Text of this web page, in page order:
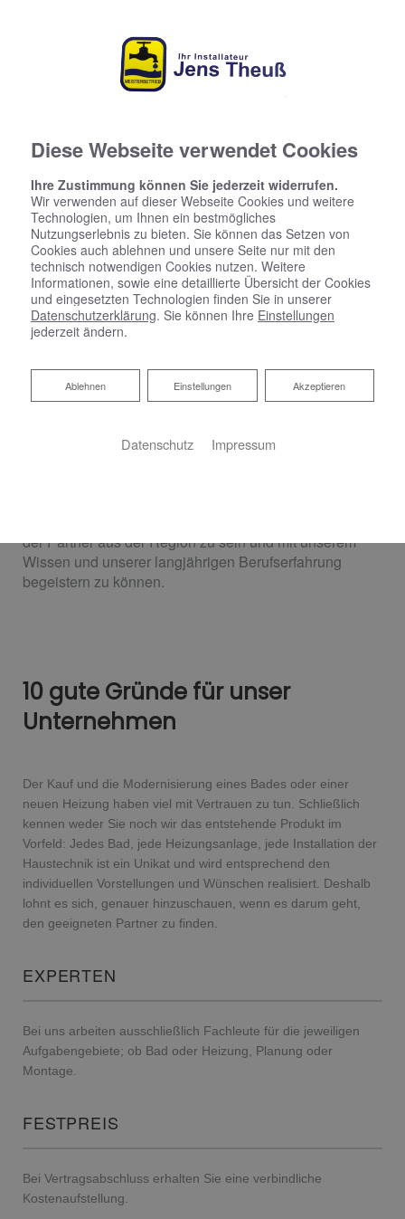
Das Handwerk liegt uns im
Blut
Meisterbetrieb der bereits seit 1997 besteht und regional
der Partner aus der Region zu sein und mit unserem
Wissen und unserer langjährigen Berufserfahrung
begeistern zu können.
10 gute Gründe für unser
Unternehmen
Der Kauf und die Modernisierung eines Bades oder einer
neuen Heizung haben viel mit Vertrauen zu tun. Schließlich
kennen weder Sie noch wir das entstehende Produkt im
Vorfeld: Jedes Bad, jede Heizungsanlage, jede Installation der
Haustechnik ist ein Unikat und wird entsprechend den
individuellen Vorstellungen und Wünschen realisiert. Deshalb
lohnt es sich, genauer hinzuschauen, wenn es darum geht,
den geeigneten Partner zu finden.
EXPERTEN
Bei uns arbeiten ausschließlich Fachleute für die jeweiligen
Aufgabengebiete; ob Bad oder Heizung, Planung oder
Montage.
FESTPREIS
Bei Vertragsabschluss erhalten Sie eine verbindliche
Kostenaufstellung.
Diese Webseite verwendet Cookies
Ihre Zustimmung können Sie jederzeit widerrufen.
Wir verwenden auf dieser Webseite Cookies und weitere
Technologien, um Ihnen ein bestmögliches
Nutzungserlebnis zu bieten. Sie können das Setzen von
Cookies auch ablehnen und unsere Seite nur mit den
technisch notwendigen Cookies nutzen. Weitere
Informationen, sowie eine detaillierte Übersicht der Cookies
und eingesetzten Technologien finden Sie in unserer
Datenschutzerklärung. Sie können Ihre Einstellungen
jederzeit ändern.
Akzeptieren
Einstellungen
Ablehnen
Ablehnen
Datenschutz Impressum